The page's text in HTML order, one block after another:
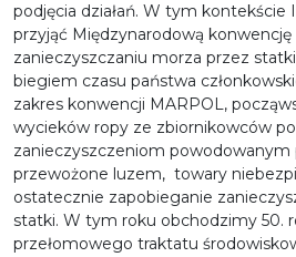
podjęcia działań. W tym kontekście
przyjąć Międzynarodową
zanieczyszczaniu morza przez
biegiem czasu państwa
zakres konwencji MARPOL,
wycieków ropy ze zbiornikowców
zanieczyszczeniom powodowanym
przewożone luzem, towary
ostatecznie zapobieganie
statki. W tym roku obchodzimy 50.
przełomowego traktatu